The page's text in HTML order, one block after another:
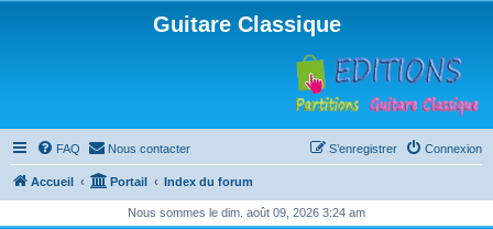
Guitare Classique
FAQ Nous contacter Connexion
S’enregistrer
Accueil Portail Index du forum
Nous sommes le dim. août 09, 2026 3:24 am